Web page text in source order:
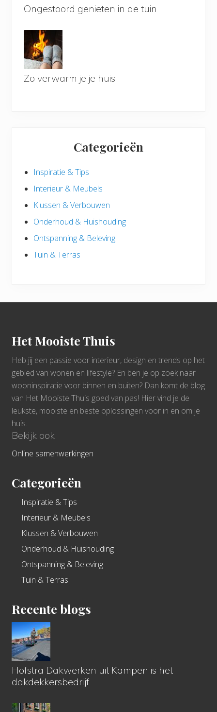
Ongestoord genieten in de tuin
Zo verwarm je je huis
Categorieën
Inspiratie & Tips
Interieur & Meubels
Klussen & Verbouwen
Onderhoud & Huishouding
Ontspanning & Beleving
Tuin & Terras
Het Mooiste Thuis
Heb jij een passie voor interieur, design en trends op het
gebied van wonen en lifestyle? En ben je op zoek naar
wooninspiratie voor binnen en buiten? Dan komt de blog
van Het Mooiste Thuis goed van pas! Hier vind je de
leukste, mooiste en beste oplossingen voor in en om je
huis.
Bekijk ook
Online samenwerkingen
Categorieën
Inspiratie & Tips
Interieur & Meubels
Klussen & Verbouwen
Onderhoud & Huishouding
Ontspanning & Beleving
Tuin & Terras
Recente blogs
Hofstra Dakwerken uit Kampen is het
dakdekkersbedrijf